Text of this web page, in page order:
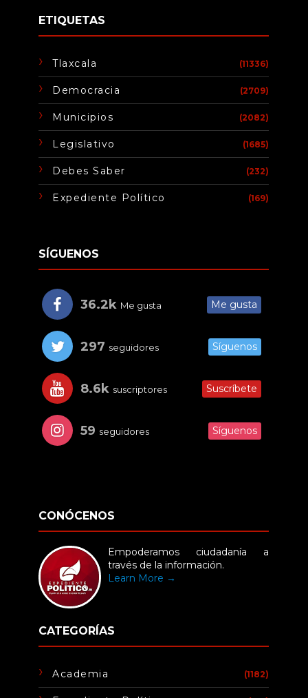
ETIQUETAS
Tlaxcala (11336)
Democracia (2709)
Municipios (2082)
Legislativo (1685)
Debes Saber (232)
Expediente Político (169)
SÍGUENOS
36.2k Me gusta Me gusta
297 seguidores Síguenos
8.6k suscriptores Suscríbete
59 seguidores Síguenos
CONÓCENOS
Empoderamos ciudadanía a
través de la información.
Learn More →
CATEGORÍAS
Academia (1182)